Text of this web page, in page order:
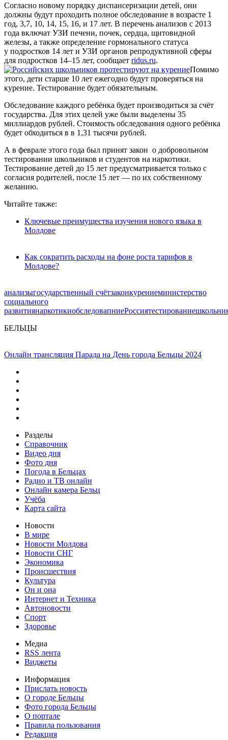
Согласно новому порядку диспансеризации детей, они
должны будут проходить полное обследование в возрасте 1
год, 3,7, 10, 14, 15, 16, и 17 лет. В перечень анализов с 2013
года включат УЗИ печени, почек, сердца, щитовидной
железы, а также определение гормонального статуса
у подростков 14 лет и УЗИ органов репродуктивной сферы
для подростков 14–15 лет, сообщает ridus.ru.
Помимо
этого, дети старше 10 лет ежегодно будут проверяться на
курение. Тестирование будет обязательным.
Обследование каждого ребёнка будет производиться за счёт
государства. Для этих целей уже были выделены 35
миллиардов рублей. Стоимость обследования одного ребёнка
будет обходиться в в 1,31 тысячи рублей.
А в феврале этого года был принят закон о добровольном
тестировании школьников и студентов на наркотики.
Тестирование детей до 15 лет предусматривается только с
согласия родителей, после 15 лет — по их собственному
желанию.
Читайте также:
Ключевые преимущества изучения нового языка в
Молдове
Как сократить расходы на фоне роста тарифов в
Молдове?
анализыгосударственный счётзаконкурениеминистерство
социального
развитиянаркотикиобследовапниеРоссиятестирование
БЕЛЬЦЫ
Онлайн трансляция Парада на День города Бельцы 2024
Разделы
Справочник
Видео дня
Фото дня
Погода в Бельцах
Радио и ТВ онлайн
Онлайн камера Бельц
Учёба
Карта сайта
Новости
В мире
Новости Молдова
Новости СНГ
Экономика
Происшествия
Культура
Он и она
Интернет и Техника
Автоновости
Спорт
Здоровье
Медиа
RSS лента
Виджеты
Информация
Прислать новость
О городе Бельцы
Фото города Бельцы
О портале
Правила пользования
Редакция